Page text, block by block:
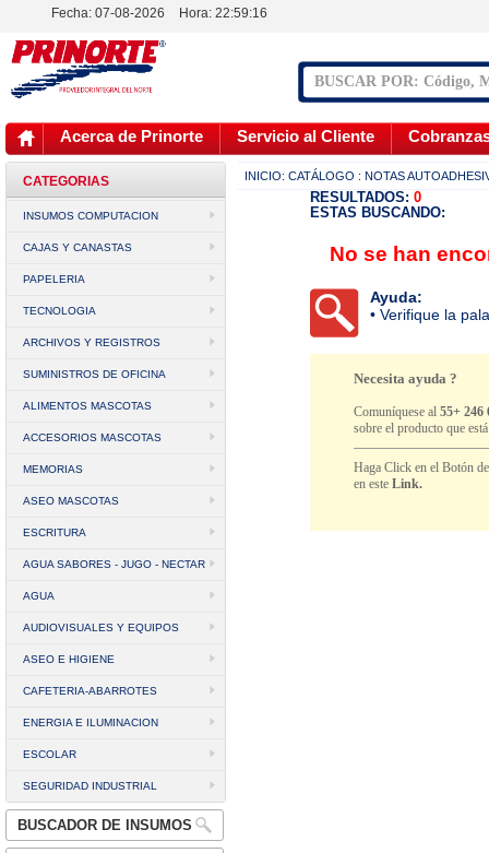
Fecha: 07-08-2026 Hora: 22:59:16
Acerca de Prinorte Servicio al Cliente
CATEGORIAS
INSUMOS COMPUTACION
CAJAS Y CANASTAS
PAPELERIA
TECNOLOGIA
ARCHIVOS Y REGISTROS
SUMINISTROS DE OFICINA
ALIMENTOS MASCOTAS
ACCESORIOS MASCOTAS
MEMORIAS
ASEO MASCOTAS
ESCRITURA
AGUA SABORES - JUGO - NECTAR
AGUA
AUDIOVISUALES Y EQUIPOS
ASEO E HIGIENE
CAFETERIA-ABARROTES
ENERGIA E ILUMINACION
ESCOLAR
SEGURIDAD INDUSTRIAL
BUSCADOR DE INSUMOS
INICIO: CATÁLOGO : NOTAS
RESULTADOS: 0
ESTAS BUSCANDO:
No se han
Ayuda:
• Verifique la
Necesita ayuda ?
Comuníquese al55+ 246
sobre el producto que
Haga Click en el Botón
en esteLink.